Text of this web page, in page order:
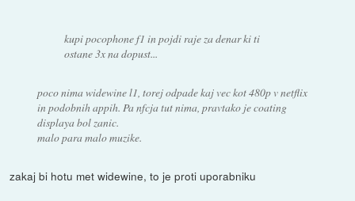
kupi pocophone f1 in pojdi raje za denar ki ti
ostane 3x na dopust...
poco nima widewine l1, torej odpade kaj vec kot 480p v netflix
in podobnih appih. Pa nfcja tut nima, pravtako je coating
displaya bol zanic.
malo para malo muzike.
zakaj bi hotu met widewine, to je proti uporabniku